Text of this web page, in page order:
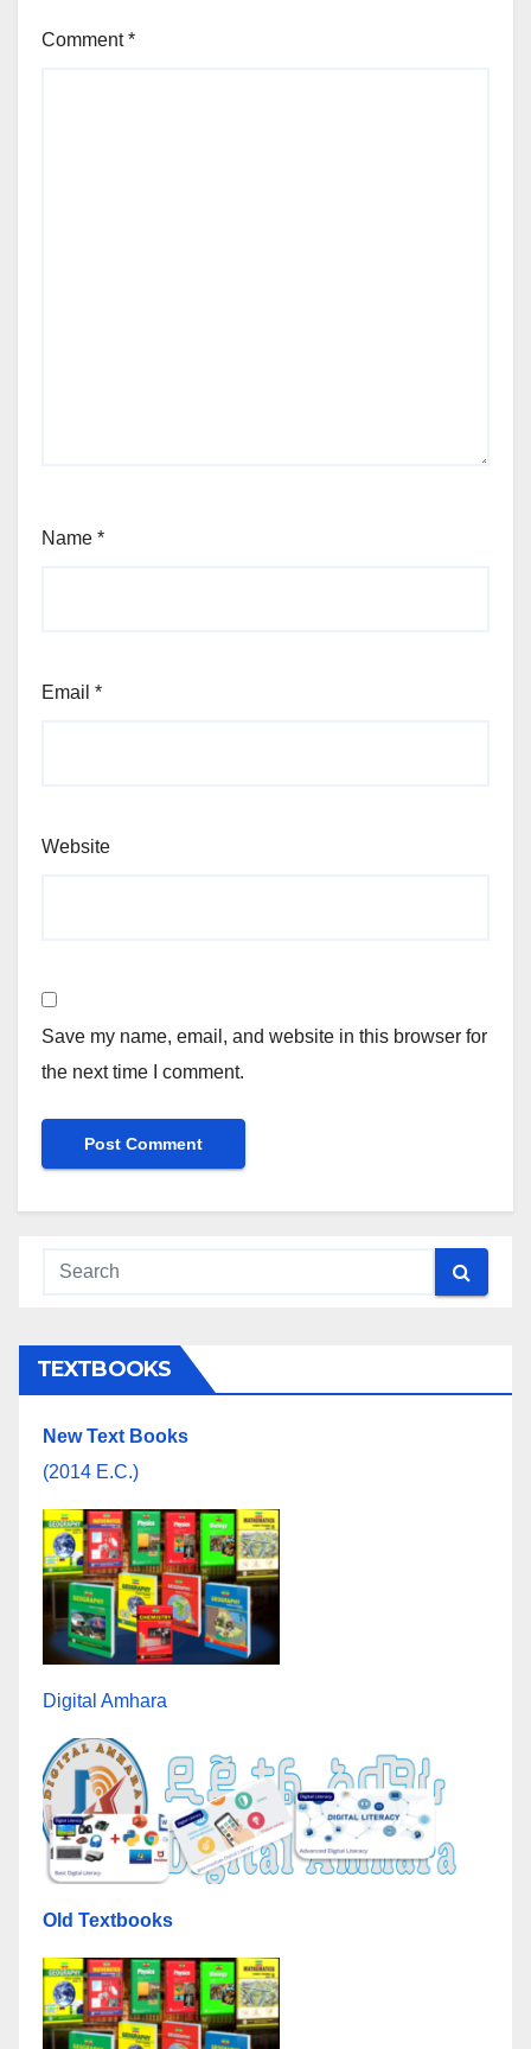
Comment*
Name *
Email *
Website
Save my name, email, and website in this browser for
the next time I comment.
TEXTBOOKS
New Text Books
(2014 E.C.)
Digital Amhara
Old Textbooks